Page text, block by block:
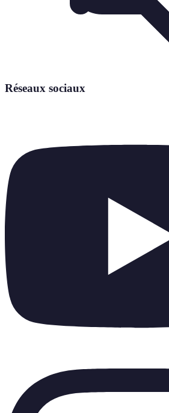
Réseaux sociaux